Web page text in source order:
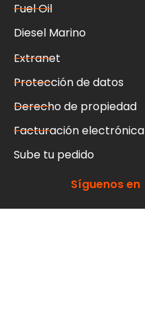
Fuel Oil
Diesel Marino
Extranet
Protección de datos
Derecho de propiedad
Facturación electrónica
Sube tu pedido
Síguenos en